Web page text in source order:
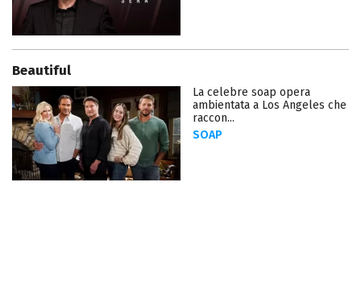
Beautiful
La celebre soap opera
ambientata a Los Angeles che
raccon...
SOAP